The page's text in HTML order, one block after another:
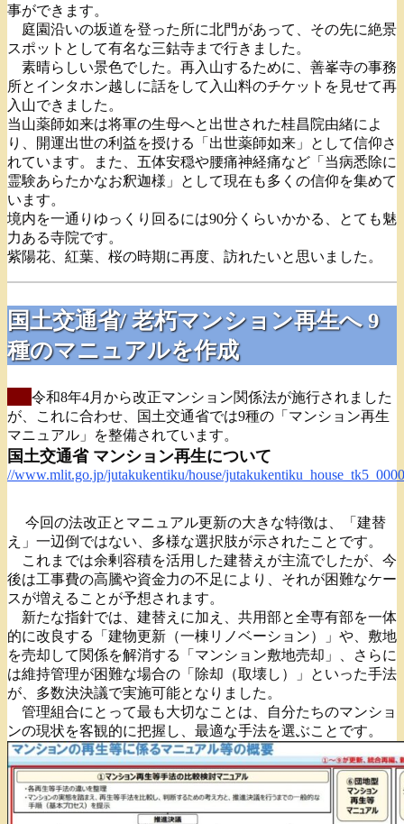
事ができます。
庭園沿いの坂道を登った所に北門があって、その先に絶景
スポットとして有名な三鈷寺まで行きました。
素晴らしい景色でした。再入山するために、善峯寺の事務
所とインタホン越しに話をして入山料のチケットを見せて再
入山できました。
当山薬師如来は将軍の生母へと出世された桂昌院由緒によ
り、開運出世の利益を授ける「出世薬師如来」として信仰さ
れています。また、五体安穏や腰痛神経痛など「当病悉除に
霊験あらたかなお釈迦様」として現在も多くの信仰を集めて
います。
境内を一通りゆっくり回るには90分くらいかかる、とても魅
力ある寺院です。
紫陽花、紅葉、桜の時期に再度、訪れたいと思いました。
国土交通省/ 老朽マンション再生へ 9
種のマニュアルを作成
令和8年4月から改正マンション関係法が施行されました
が、これに合わせ、国土交通省では9種の「マンション再生
マニュアル」を整備されています。
国土交通省 マンション再生について
//www.mlit.go.jp/jutakukentiku/house/
今回の法改正とマニュアル更新の大きな特徴は、「建替
え」一辺倒ではない、多様な選択肢が示されたことです。
これまでは余剰容積を活用した建替えが主流でしたが、今
後は工事費の高騰や資金力の不足により、それが困難なケー
スが増えることが予想されます。
新たな指針では、建替えに加え、共用部と全専有部を一体
的に改良する「建物更新（一棟リノベーション）」や、敷地
を売却して関係を解消する「マンション敷地売却」、さらに
は維持管理が困難な場合の「除却（取壊し）」といった手法
が、多数決決議で実施可能となりました。
管理組合にとって最も大切なことは、自分たちのマンショ
ンの現状を客観的に把握し、最適な手法を選ぶことです。